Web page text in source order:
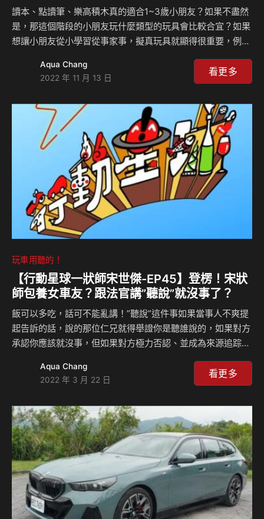
讀本、點讀筆、樂高積木真的適合1~3歲小朋友？如果不盡然
是，那這個階段的小朋友玩什麼類型的玩具會比較合宜？如果
想讓小朋友從小學習從事家事，擬真玩具就顯得很重要，例如
媽們推崇，但挑選擬真玩具要注意哪些事項？請聽豐禾婦產科
曾宇泰院長、Teamson亞太經理Uma怎麼說？ 豐禾婦產科：
https://tw.teamson.com/
Aqua Chang
2022 年 11 月 13 日
看更多
玩車用聽的！
【行動星球⼀狀師宋世傑-EP45】登楞！宋狀
師包養女車友？跟法官講”聽說”就沒事了？
飯可以多吃，話可不能亂講！”聽說”這件事如果當事人不爽提
起告訴的話，說的那位仁兄就得舉證你是聽誰說的，如果對方
承認你應該就沒事，但如果對方極力否認、並成為來源追踪的
那網軍呢？以現在網軍熟稔的操作法來說，真的告成嗎？來聽
宋狀師怎麼說？
Aqua Chang
2022 年 3 月 22 日
看更多